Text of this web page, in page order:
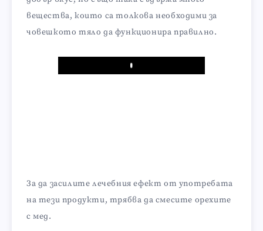
вещества, които са толкова необходими за
човешкото тяло да функционира правилно.
Play
За да засилите лечебния ефект от употребата
на тези продукти, трябва да смесите орехите
с мед.